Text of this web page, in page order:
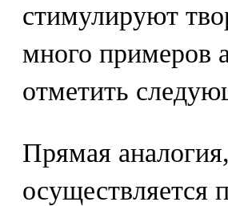
стимулируют
много примеров
отметить
Прямая
осуществляется